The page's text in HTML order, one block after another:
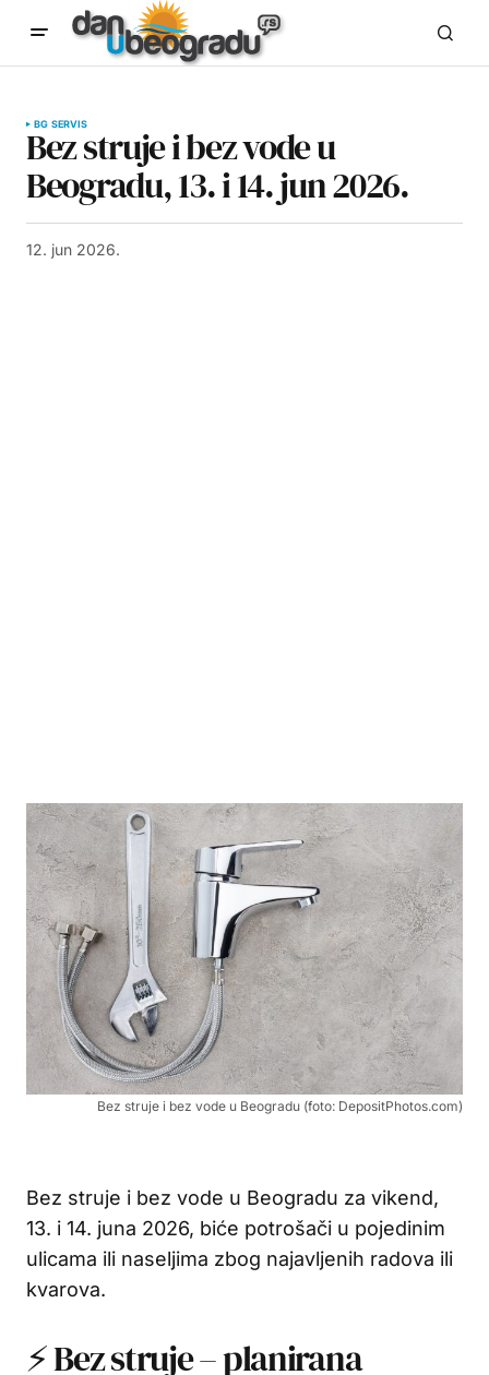
BG SERVIS
Bez struje i bez vode u
Beogradu, 13. i 14. jun 2026.
12. jun 2026.
Bez struje i bez vode u Beogradu (foto: DepositPhotos.com)
Bez struje i bez vode u Beogradu za vikend,
13. i 14. juna 2026, biće potrošači u pojedinim
ulicama ili naseljima zbog najavljenih radova ili
kvarova.
⚡ Bez struje – planirana